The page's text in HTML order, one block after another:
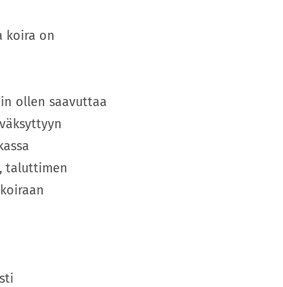
koira on
ollen saavuttaa
taluttimen